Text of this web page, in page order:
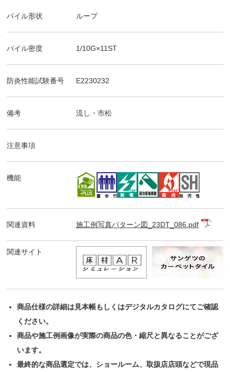
パイル形状 ループ
パイル密度 1/10G×11ST
防炎性能試験番号 E2230232
備考 流し・市松
注意事項
機能
関連資料 施工例写真パターン図_23DT_086.pdf
関連サイト
商品仕様の詳細は見本帳もしくはデジタルカタログにてご確認
ください。
商品や施工例画像が実際の商品の色・縮尺と異なることがござ
います。
最終的な商品選定では、ショールーム、取扱店店頭などで現品